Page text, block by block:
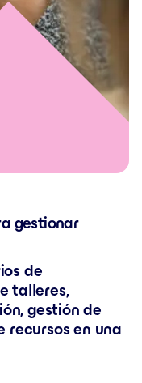
gestionar
de
talleres,
gestión de
recursos en una